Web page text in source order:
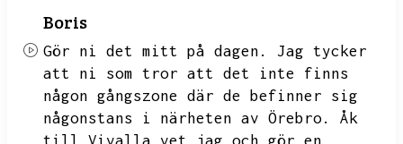
Boris
Gör ni det mitt på dagen.
Jag tycker
att ni som tror att det inte finns
någon gångszone där de befinner sig
någonstans i närheten av Örebro.
Åk
till Vivalla vet jag och gör en